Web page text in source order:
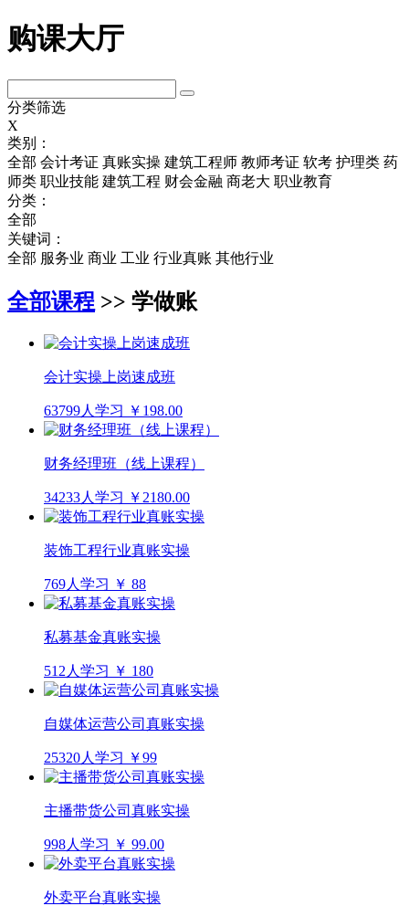
购课大厅
分类筛选
X
类别：
全部 会计考证 真账实操 建筑工程师 教师考证 软考 护理类 药
师类 职业技能 建筑工程 财会金融 商老大 职业教育
分类：
全部
关键词：
全部 服务业 商业 工业 行业真账 其他行业
全部课程 >> 学做账
会计实操上岗速成班
63799人学习 ￥198.00
财务经理班（线上课程）
34233人学习 ￥2180.00
装饰工程行业真账实操
769人学习 ￥ 88
私募基金真账实操
512人学习 ￥ 180
自媒体运营公司真账实操
25320人学习 ￥99
主播带货公司真账实操
998人学习 ￥ 99.00
外卖平台真账实操